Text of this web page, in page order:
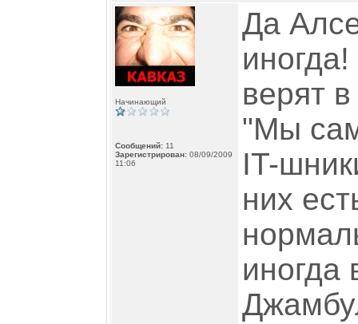
Начинающий
Сообщений: 11
Зарегистрирован: 08/09/2009
11:06
Да
верят
"Мы
IT-
них
иногда